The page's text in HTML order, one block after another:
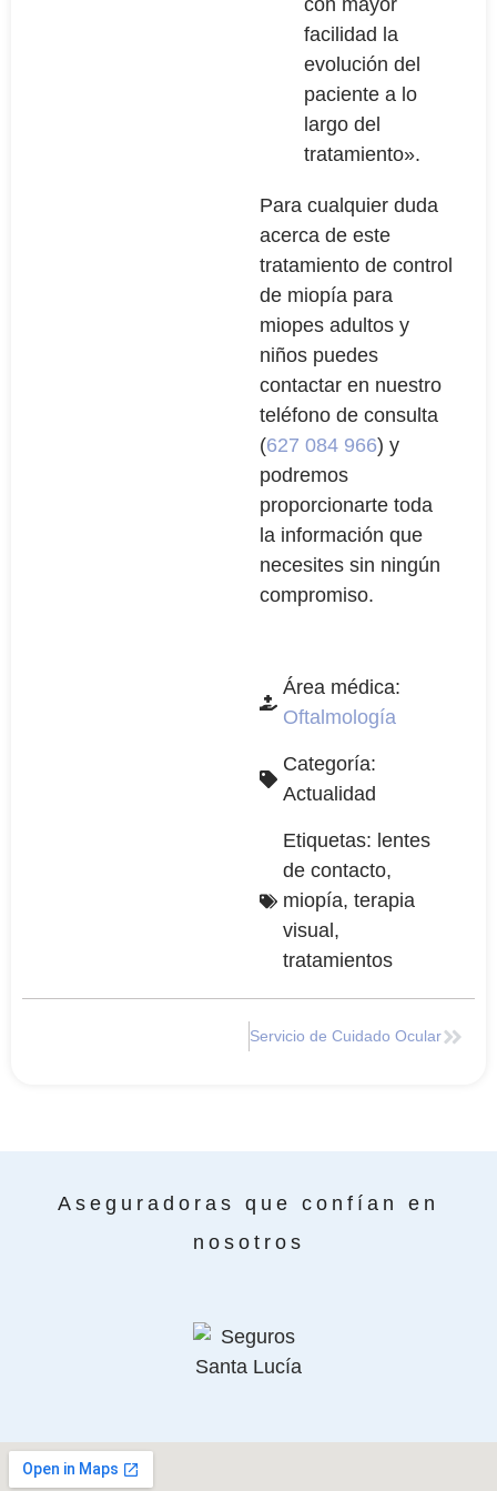
con mayor
facilidad la
evolución del
paciente a lo
largo del
tratamiento».
Para cualquier duda
acerca de este
tratamiento de control
de miopía para
miopes adultos y
niños puedes
contactar en nuestro
teléfono de consulta
(627 084 966) y
podremos
proporcionarte toda
la información que
necesites sin ningún
compromiso.
Área médica:
Oftalmología
Categoría:
Actualidad
Etiquetas: lentes
de contacto,
miopía, terapia
visual ,
tratamientos
Servicio de Cuidado Ocular
Aseguradoras que confían en
nosotros